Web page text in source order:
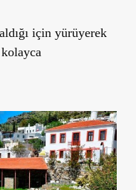
için yürüyerek